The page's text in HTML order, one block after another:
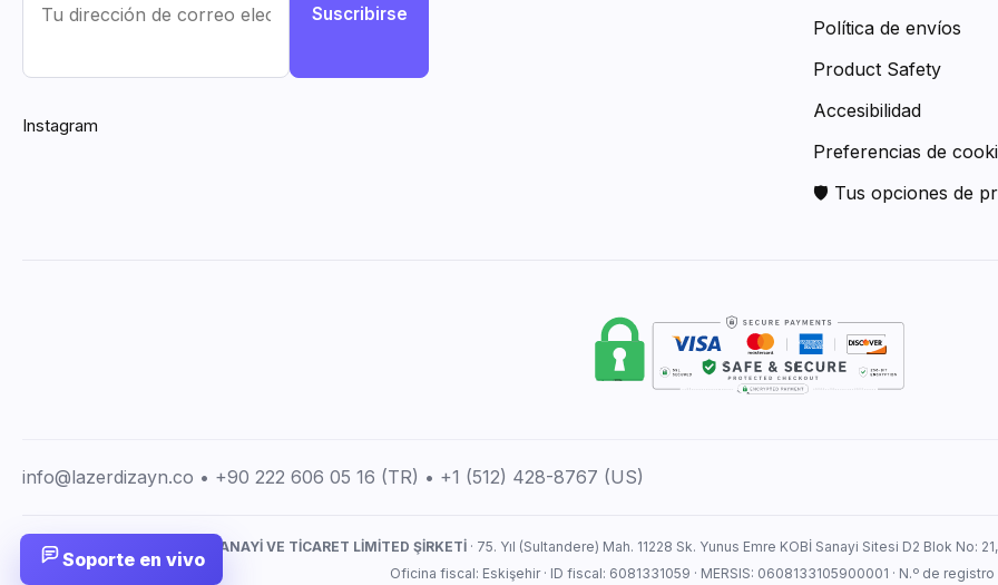
Suscribirse
Instagram
Política de envíos
Product Safety
Accesibilidad
Preferencias de
🛡 Tus opciones de
info@lazerdizayn.co • +90 222 606 05 16 (TR) • +1 (512) 428-8767 (US)
LAZERDİZAYN İMALAT SANAYİ VE TİCARET LİMİTED ŞİRKETİ · 75. Yıl (Sultandere) Mah. 11228 Sk. Yunus Emre KOBİ Sanayi Sitesi D2 Blok No:
Oficina fiscal: Eskişehir · ID fiscal: 6081331059 · MERSIS: 0608133105900001 · N.º de
Soporte en vivo